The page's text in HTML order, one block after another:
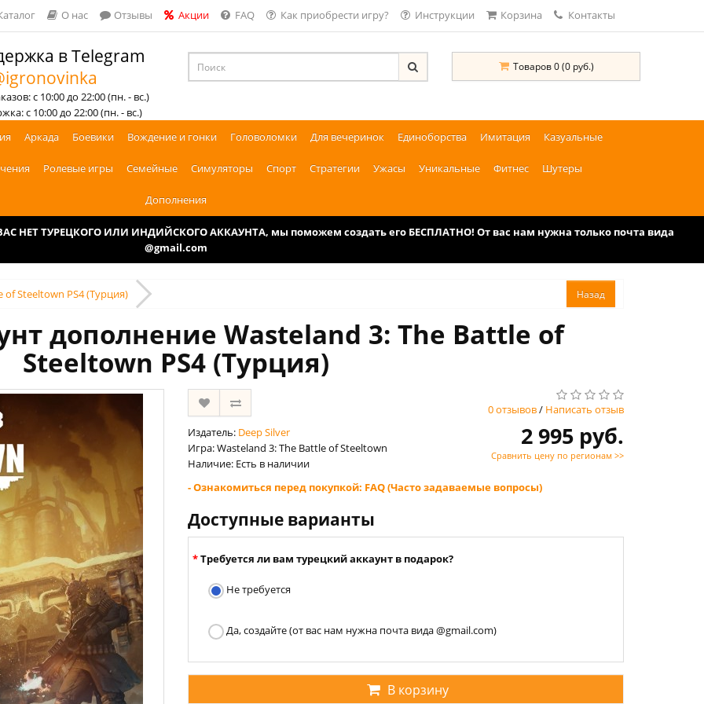
О нас Отзывы Акции FAQ Как приобрести игру? Инструкции Корзина Контакты
в Telegram
с 10:00 до 22:00 (пн. - вс.)
с 10:00 до 22:00 (пн. - вс.)
Товаров 0 (0 руб.)
Аркада Боевики Вождение и гонки Головоломки Для вечеринок Единоборства Имитация Казуальные
Ролевые игры Семейные Симуляторы Спорт Стратегии Ужасы Уникальные Фитнес Шутеры
Дополнения
НЕТ ТУРЕЦКОГО ИЛИ ИНДИЙСКОГО АККАУНТА, мы поможем создать его БЕСПЛАТНО! От вас нам нужна только почта вида
@gmail.com
of Steeltown PS4 (Турция)
дополнение Wasteland 3: The Battle of
Steeltown PS4 (Турция)
0 отзывов/ Написать отзыв
Издатель: Deep Silver
Игра: Wasteland 3: The Battle of Steeltown
Наличие: Есть в наличии
2 995 руб.
Сравнить цену по регионам >>
- Ознакомиться перед покупкой: FAQ (Часто задаваемые вопросы)
Доступные варианты
Требуется ли вам турецкий аккаунт в подарок?
Не требуется
Да, создайте (от вас нам нужна почта вида @gmail.com)
В корзину